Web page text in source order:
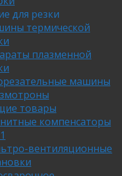
для резки
термической
плазменной
машины
товары
компенсаторы
вентиляционные